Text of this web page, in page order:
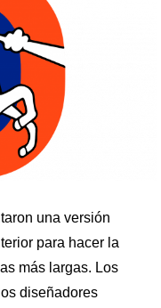
una versión
para hacer la
más largas. Los
diseñadores